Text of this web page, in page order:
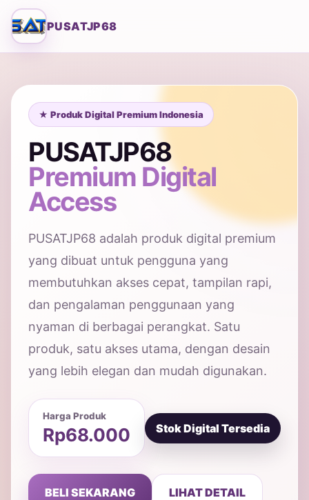
PUSATJP68
★ Produk Digital Premium Indonesia
PUSATJP68
Premium Digital
Access
PUSATJP68 adalah produk digital premium
yang dibuat untuk pengguna yang
membutuhkan akses cepat, tampilan rapi,
dan pengalaman penggunaan yang
nyaman di berbagai perangkat. Satu
produk, satu akses utama, dengan desain
yang lebih elegan dan mudah digunakan.
Harga Produk
Rp68.000 Stok Digital Tersedia
BELI SEKARANG LIHAT DETAIL